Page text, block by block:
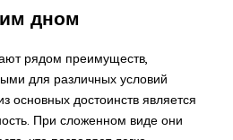
дном
рядом преимуществ,
для различных условий
основных достоинств является
При сложенном виде они